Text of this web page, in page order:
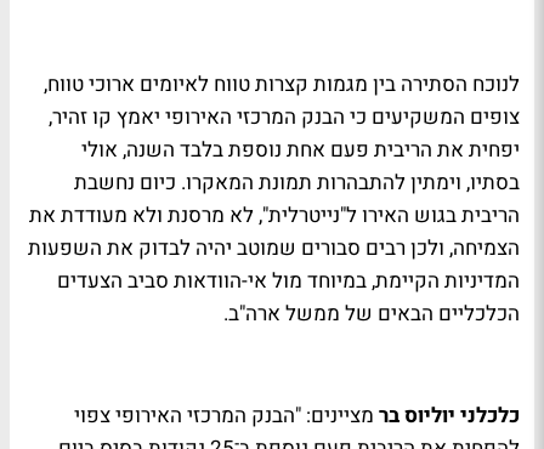
לנוכח הסתירה בין מגמות קצרות טווח לאיומים ארוכי טווח,
צופים המשקיעים כי הבנק המרכזי האירופי יאמץ קו זהיר,
יפחית את הריבית פעם אחת נוספת בלבד השנה, אולי
בסתיו, וימתין להתבהרות תמונת המאקרו. כיום נחשבת
הריבית בגוש האירו ל"נייטרלית", לא מרסנת ולא מעודדת את
הצמיחה, ולכן רבים סבורים שמוטב יהיה לבדוק את השפעות
המדיניות הקיימת, במיוחד מול אי-הוודאות סביב הצעדים
הכלכליים הבאים של ממשל ארה"ב.
כלכלני יוליוס בר מציינים: "הבנק המרכזי האירופי צפוי